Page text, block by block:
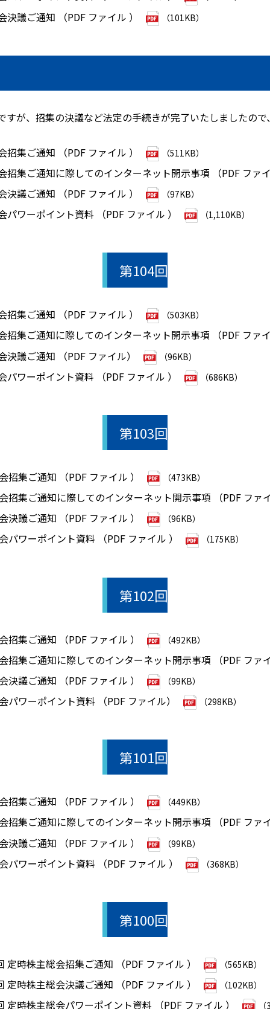
議ご通知 （PDF ファイル ） （101KB）
が、招集の決議など法定の手続きが完了いたしましたの
集ご通知 （PDF ファイル ） （511KB）
招集ご通知に際してのインターネット開示事項 （PDF ファ
議ご通知 （PDF ファイル ）
（97KB）
ワーポイント資料 （PDF ファイル ） （1,110KB）
第104回
集ご通知 （PDF ファイル ） （503KB）
招集ご通知に際してのインターネット開示事項 （PDF ファ
議ご通知 （PDF ファイル）
（96KB）
ワーポイント資料 （PDF ファイル ） （686KB）
第103回
招集ご通知 （PDF ファイル ） （473KB）
招集ご通知に際してのインターネット開示事項 （PDF ファ
決議ご通知 （PDF ファイル ）
（96KB）
パワーポイント資料 （PDF ファイル ） （175KB）
第102回
招集ご通知 （PDF ファイル ） （492KB）
招集ご通知に際してのインターネット開示事項 （PDF ファ
決議ご通知 （PDF ファイル ）
（99KB）
パワーポイント資料 （PDF ファイル） （298KB）
第101回
招集ご通知 （PDF ファイル ） （449KB）
招集ご通知に際してのインターネット開示事項 （PDF ファ
決議ご通知 （PDF ファイル ）
（99KB）
パワーポイント資料 （PDF ファイル ） （368KB）
第100回
定時株主総会招集ご通知 （PDF ファイル ） （565KB）
定時株主総会決議ご通知 （PDF ファイル ） （102KB）
定時株主総会パワーポイント資料 （PDF ファイル ）